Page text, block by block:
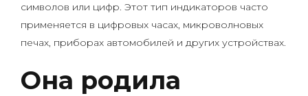
символов или цифр. Этот тип индикаторов часто
применяется в цифровых часах, микроволновых
печах, приборах автомобилей и других устройствах.
Она родила